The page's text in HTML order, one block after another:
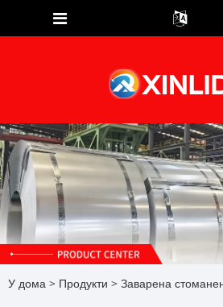
У дома > Продукти > Заварена